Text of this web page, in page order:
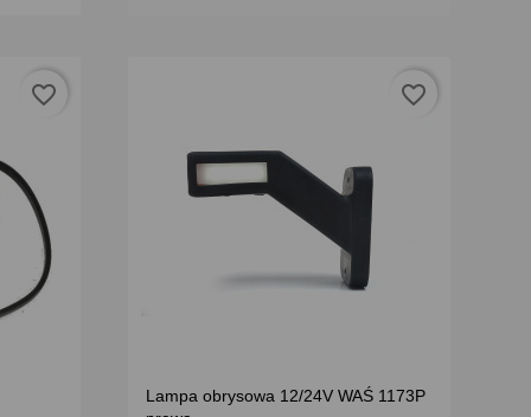
favorite_border
Lampa obrysowa 12/24V WAŚ 1173P
favorite_border